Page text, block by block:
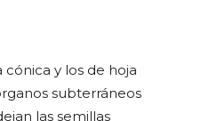
y los de hoja
subterráneos
las semillas